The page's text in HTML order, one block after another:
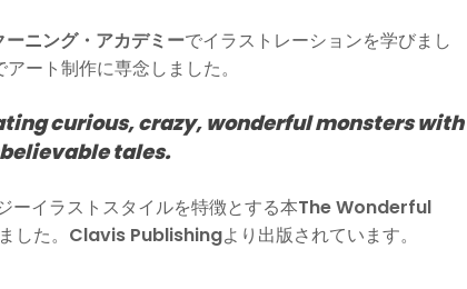
ーニング・アカデミーでイラストレーションを学びまし
ート制作に専念しました。
curious, crazy, wonderful monsters with
tales.
ーイラストスタイルを特徴とする本The Wonderful
した。 Clavis Publishingより出版されています。